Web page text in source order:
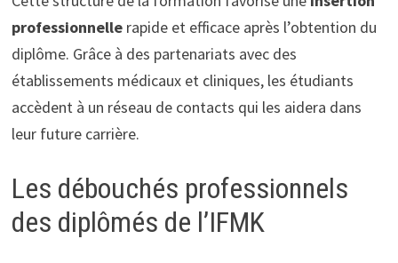
professionnellerapide et efficace après l’obtention du
diplôme. Grâce à des partenariats avec des
établissements médicaux et cliniques, les étudiants
accèdent à un réseau de contacts qui les aidera dans
leur future carrière.
Les débouchés professionnels
des diplômés de l’IFMK